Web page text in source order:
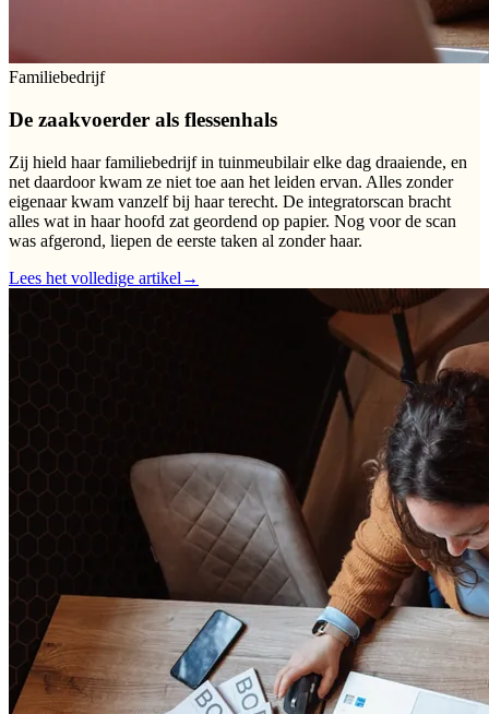
Familiebedrijf
De zaakvoerder als flessenhals
Zij hield haar familiebedrijf in tuinmeubilair elke dag draaiende, en
net daardoor kwam ze niet toe aan het leiden ervan. Alles zonder
eigenaar kwam vanzelf bij haar terecht. De integratorscan bracht
alles wat in haar hoofd zat geordend op papier. Nog voor de scan
was afgerond, liepen de eerste taken al zonder haar.
Lees het volledige artikel →